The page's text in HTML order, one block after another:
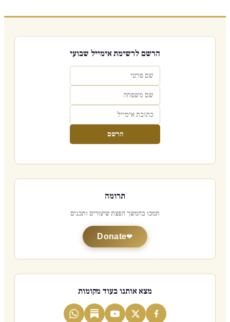
הרשם לרשימת אימייל שבועי
הרשם
תרומה
תמכו בהמשך הפצת שיעורים ותכנים
Donate
מצא אותנו בעוד מקומות